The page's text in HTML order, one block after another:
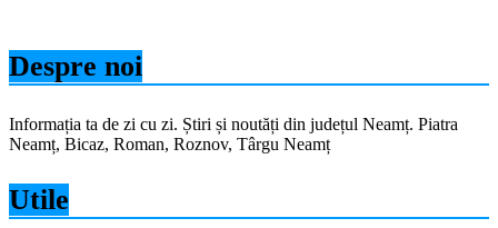
Despre noi
Informația ta de zi cu zi. Știri și noutăți din județul Neamț. Piatra
Neamț, Bicaz, Roman, Roznov, Târgu Neamț
Utile